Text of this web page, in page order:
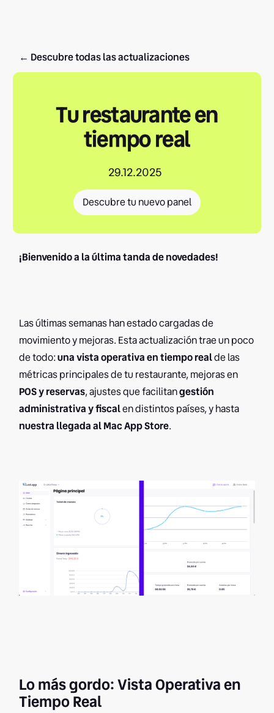
← Descubre todas las actualizaciones
Tu restaurante en
tiempo real
29.12.2025
Descubre tu nuevo panel
¡Bienvenido a la última tanda de novedades!
Las últimas semanas han estado cargadas de
movimiento y mejoras. Esta actualización trae un poco
de todo:una vista operativa en tiempo realde las
métricas principales de tu restaurante, mejoras en
POS y reservas, ajustes que facilitangestión
administrativa y fiscalen distintos países, y hasta
nuestra llegada al Mac App Store.
Lo más gordo: Vista Operativa en
Tiempo Real